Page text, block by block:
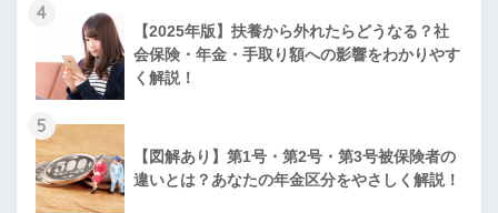
4
【2025年版】扶養から外れたらどうなる？社
会保険・年金・手取り額への影響をわかりやす
く解説！
5
【図解あり】第1号・第2号・第3号被保険者の
違いとは？あなたの年金区分をやさしく解説！